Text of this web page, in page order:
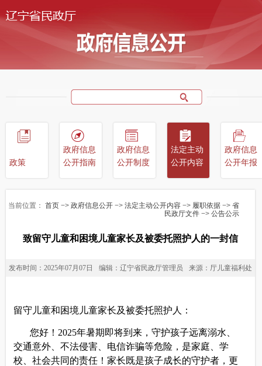
政策
政府信息
公开指南
政府信息
公开制度
法定主动
公开内容
政府信息
公开年报
当前位置： 首页−> 政府信息公开−> 法定主动公开内容−> 履职依据−> 省
民政厅文件−> 公告公示
致留守儿童和困境儿童家长及被委托照护人的一封信
发布时间：2025年07月07日 编辑：辽宁省民政厅管理员 来源：厅儿童福利处
留守儿童和困境儿童家长及被委托照护人：
您好！2025年暑期 即将到来 ，守护孩子远离溺水、
交通意外、不法侵害、电信诈骗等危险 ，是家庭、学
校、社会共同的责任！家长既是孩子成长的守护者，更